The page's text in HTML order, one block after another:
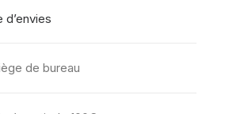
d’envies
de bureau